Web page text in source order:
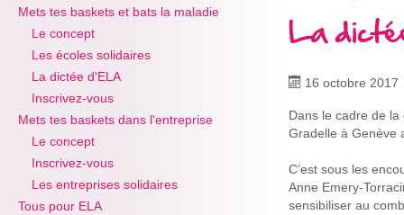
Mets tes baskets et bats la maladie
Le concept
Les écoles solidaires
La dictée d'ELA
Inscrivez-vous
Mets tes baskets dans l'entreprise
Le concept
Inscrivez-vous
Les entreprises solidaires
Tous pour ELA
La
16 octobre 2017
Dans le cadre de
Gradelle à Genève
C’est sous les
Anne Emery-
sensibiliser au